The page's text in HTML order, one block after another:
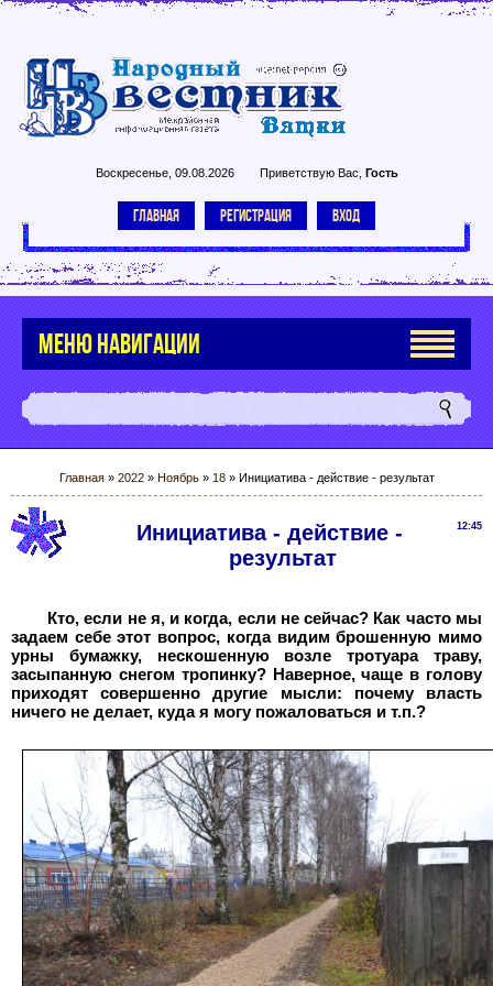
Воскресенье, 09.08.2026 Приветствую Вас Гость
ГЛАВНАЯ РЕГИСТРАЦИЯ ВХОД
МЕНЮ НАВИГАЦИИ
Главная» 2022 » Ноябрь » 18» Инициатива - действие - результат
12:45
Инициатива - действие -
результат
Кто, если не я, и когда, если не сейчас? Как часто мы
задаем себе этот вопрос, когда видим брошенную мимо
урны бумажку, нескошенную возле тротуара траву,
засыпанную снегом тропинку? Наверное, чаще в голову
приходят совершенно другие мысли: почему власть
ничего не делает, куда я могу пожаловаться и т.п.?